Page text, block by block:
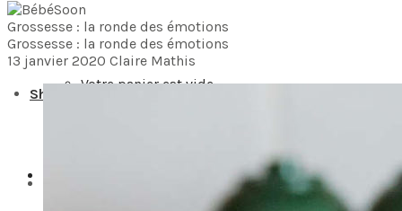
Votre panier est vide.
Shop
Grossesse : la ronde des émotions
Grossesse : la ronde des émotions
13 janvier 2020 Claire Mathis